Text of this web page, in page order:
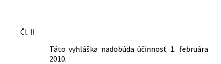
Čl. II
Táto vyhláška nadobúda účinnosť 1. februára
2010.